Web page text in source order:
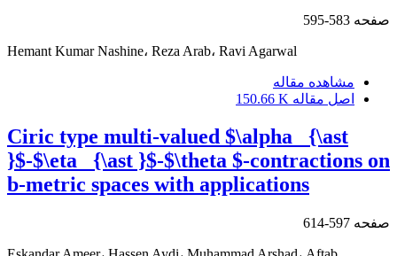
صفحه 583-595
Hemant Kumar Nashine، Reza Arab، Ravi Agarwal
مشاهده مقاله
اصل مقاله 150.66 K
Ciric type multi-valued $\alpha _{\ast
}$-$\eta _{\ast }$-$\theta $-‎contractions on
b-metric spaces with applications
صفحه 597-614